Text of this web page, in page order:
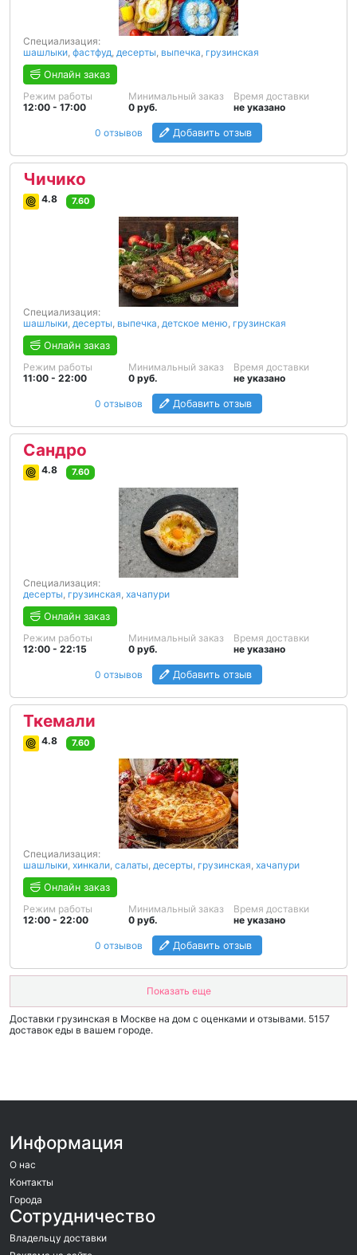
Специализация:
шашлыки, фастфуд, десерты, выпечка, грузинская
Онлайн заказ
Режим работы
12:00 - 17:00
Минимальный заказ
0 руб.
Время доставки
не указано
0 отзывов Добавить отзыв
Чичико
4.8 7.60
Специализация:
шашлыки, десерты, выпечка, детское меню, грузинская
Онлайн заказ
Режим работы
11:00 - 22:00
Минимальный заказ
0 руб.
Время доставки
не указано
0 отзывов Добавить отзыв
Сандро
4.8 7.60
Специализация:
десерты, грузинская, хачапури
Онлайн заказ
Режим работы
12:00 - 22:15
Минимальный заказ
0 руб.
Время доставки
не указано
0 отзывов Добавить отзыв
Ткемали
4.8 7.60
Специализация:
шашлыки, хинкали, салаты, десерты, грузинская, хачапури
Онлайн заказ
Режим работы
12:00 - 22:00
Минимальный заказ
0 руб.
Время доставки
не указано
0 отзывов Добавить отзыв
Показать еще
Доставки грузинская в Москве на дом c оценками и отзывами. 5157
доставок еды в вашем городе.
Информация
О нас
Контакты
Города
Сотрудничество
Владельцу доставки